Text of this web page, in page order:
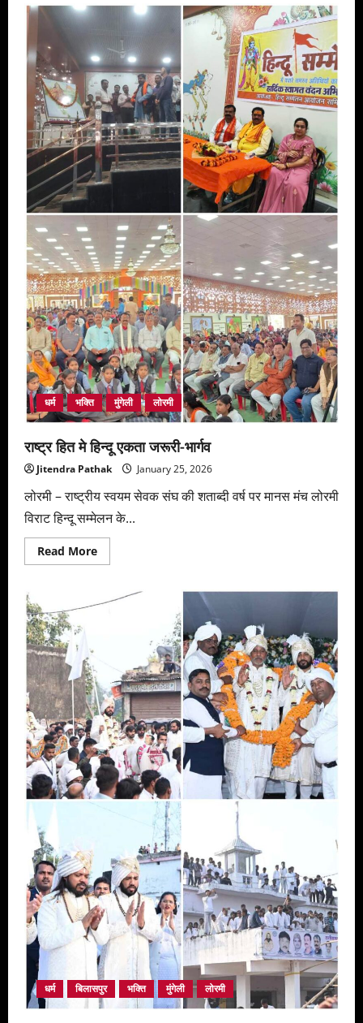
फरवरी
महाशिवरात्रि
में
निकलेगी
विशेष
झांकी
के
साथ
महाकाल
यात्रा
धर्म भक्ति मुंगेली लोरमी
राष्ट्र हित मे हिन्दू एकता जरूरी-भार्गव
Jitendra Pathak January 25, 2026
लोरमी – राष्ट्रीय स्वयम सेवक संघ की शताब्दी वर्ष पर मानस मंच लोरमी
विराट हिन्दू सम्मेलन के...
Read MoreRead
more
मे
धर्म बिलासपुर भक्ति मुंगेली लोरमी